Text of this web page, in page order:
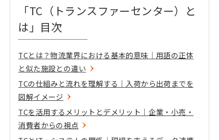
「TC（トランスファーセンター）と
は」目次
TCとは？物流業界における基本的意味｜用語の正体
と似た施設との違い
TCの仕組みと流れを理解する｜入荷から出荷までを
図解イメージ
TCを活用するメリットとデメリット｜企業・小売・
消費者からの視点